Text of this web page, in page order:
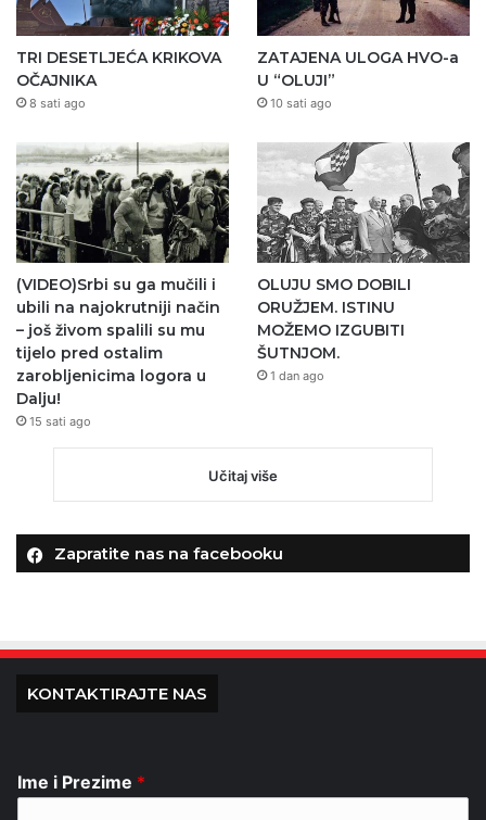
TRI DESETLJEĆA KRIKOVA
OČAJNIKA
8 sati ago
ZATAJENA ULOGA HVO-a
U “OLUJI”
10 sati ago
(VIDEO)Srbi su ga mučili i
ubili na najokrutniji način
– još živom spalili su mu
tijelo pred ostalim
zarobljenicima logora u
Dalju!
15 sati ago
OLUJU SMO DOBILI
ORUŽJEM. ISTINU
MOŽEMO IZGUBITI
ŠUTNJOM.
1 dan ago
Učitaj više
Zapratite nas na facebooku
KONTAKTIRAJTE NAS
Ime i Prezime *